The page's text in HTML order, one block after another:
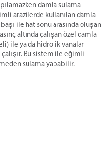
damla sulama
arazilerde kullanılan damla
ile hat sonu arasında oluşan
altında çalışan özel damla
ile ya da hidrolik vanalar
Bu sistem ile eğimli
sulama yapabilir.